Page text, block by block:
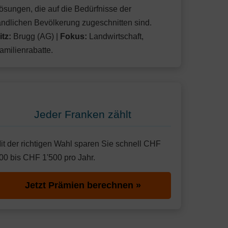
die auf die Bedürfnisse der
Bevölkerung zugeschnitten sind.
Brugg (AG) | Fokus: Landwirtschaft,
Jeder Franken zählt
der richtigen Wahl sparen Sie schnell CHF
bis CHF 1'500 pro Jahr.
Jetzt Prämien berechnen »